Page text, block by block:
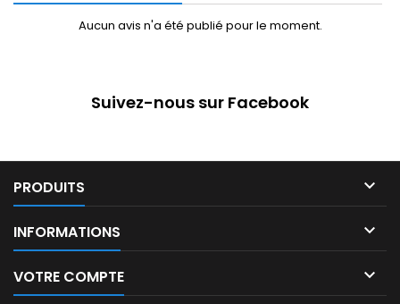
Aucun avis n'a été publié pour le moment.
Suivez-nous sur Facebook
PRODUITS 
INFORMATIONS 
VOTRE COMPTE 